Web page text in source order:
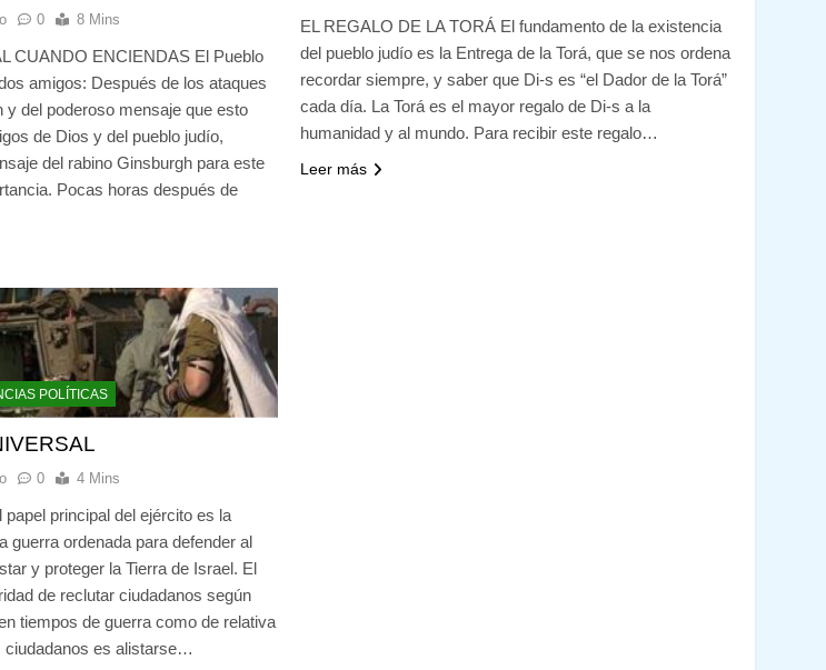
0 8 Mins
CUANDO ENCIENDAS El Pueblo
amigos: Después de los ataques
y del poderoso mensaje que esto
de Dios y del pueblo judío,
del rabino Ginsburgh para este
Pocas horas después de
EL REGALO DE LA TORÁ El fundamento de la existencia
del pueblo judío es la Entrega de la Torá, que se nos ordena
recordar siempre, y saber que Di-s es “el Dador de la Torá”
cada día. La Torá es el mayor regalo de Di-s a la
humanidad y al mundo. Para recibir este regalo…
Leer más
POLÍTICAS
0 4 Mins
principal del ejército es la
guerra ordenada para defender al
y proteger la Tierra de Israel. El
de reclutar ciudadanos según
tiempos de guerra como de relativa
ciudadanos es alistarse…